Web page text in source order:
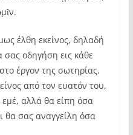
εκείνος, δηλαδή
οδηγήση εις κάθε
έργον της σωτηρίας.
από τον ευατόν του,
αλλά θα είπη όσα
θα σας αναγγείλη όσα